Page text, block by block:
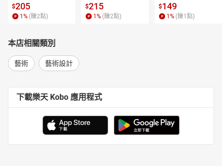
$205
1 % (賺2點)
$215
1 % (賺2點)
4【有聲書】
$149
1 % (賺1 點)
本店相關類別
藝術 藝術設計
下載樂天 Kobo 應用程式